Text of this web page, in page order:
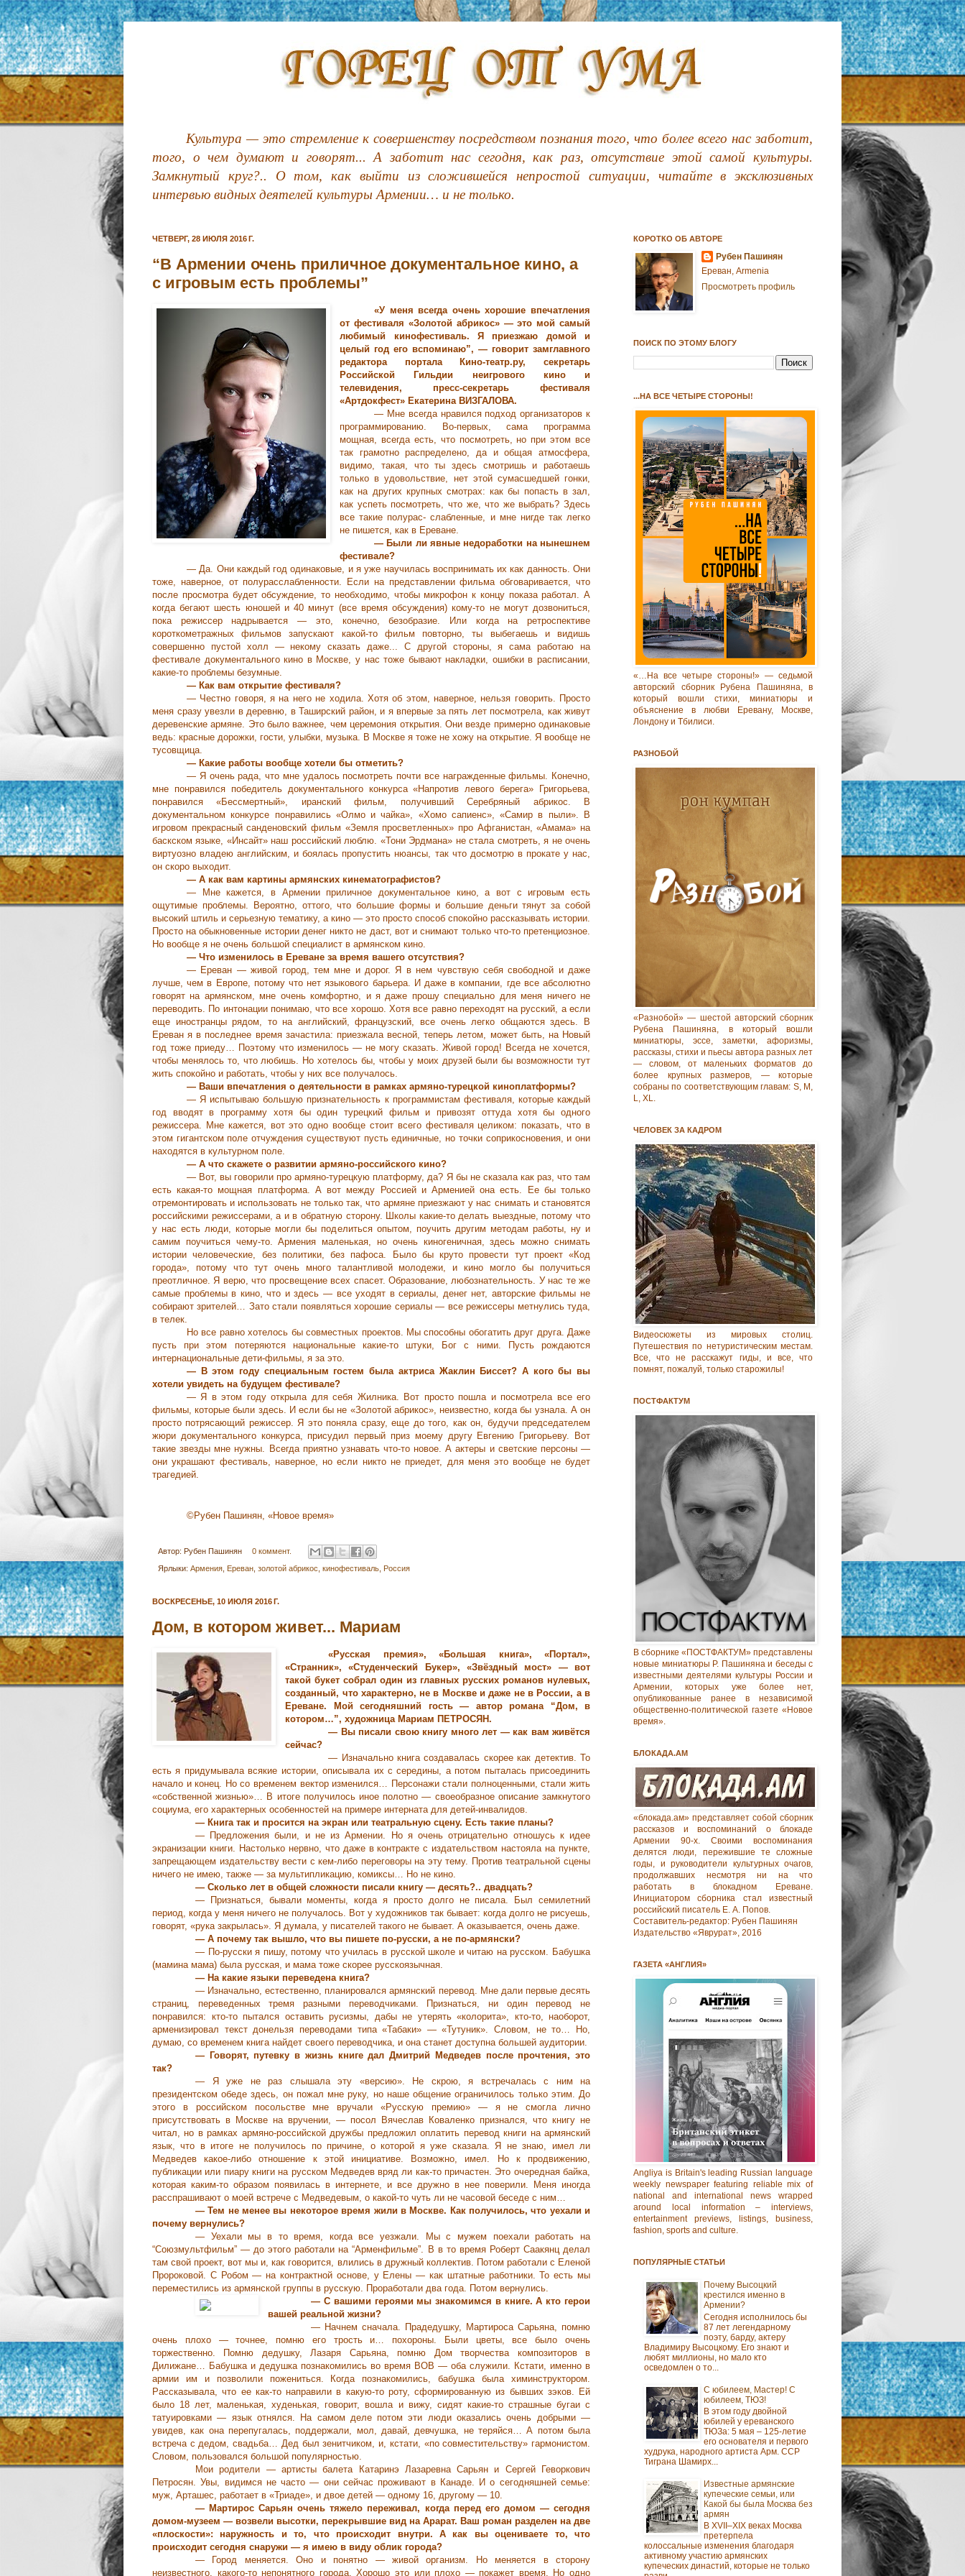
Культура — это стремление к совершенству посредством познания того, что более всего нас заботит,
того, о чем думают и говорят... А заботит нас сегодня, как раз, отсутствие этой самой культуры.
Замкнутый круг?.. О том, как выйти из сложившейся непростой ситуации, читайте в эксклюзивных
интервью видных деятелей культуры Армении… и не только.
ЧЕТВЕРГ, 28 ИЮЛЯ 2016 Г.
“В Армении очень приличное документальное кино, а
с игровым есть проблемы”
«У меня всегда очень хорошие впечатления
от фестиваля «Золотой абрикос» — это мой самый
любимый кинофестиваль. Я приезжаю домой и
целый год его вспоминаю”, — говорит замглавного
редактора портала Кино-театр.ру, секретарь
Российской Гильдии неигрового кино и
телевидения, пресс-секретарь фестиваля
«Артдокфест» Екатерина ВИЗГАЛОВА.
— Мне всегда нравился подход организаторов к
программированию. Во-первых, сама программа
мощная, всегда есть, что посмотреть, но при этом все
так грамотно распределено, да и общая атмосфера,
видимо, такая, что ты здесь смотришь и работаешь
только в удовольствие, нет этой сумасшедшей гонки,
как на других крупных смотрах: как бы попасть в зал,
как успеть посмотреть, что же, что же выбрать? Здесь
все такие полурас- слабленные, и мне нигде так легко
не пишется, как в Ереване.
— Были ли явные недоработки на нынешнем
фестивале?
— Да. Они каждый год одинаковые, и я уже научилась воспринимать их как данность. Они
тоже, наверное, от полурасслабленности. Если на представлении фильма обговаривается, что
после просмотра будет обсуждение, то необходимо, чтобы микрофон к концу показа работал. А
когда бегают шесть юношей и 40 минут (все время обсуждения) кому-то не могут дозвониться,
пока режиссер надрывается — это, конечно, безобразие. Или когда на ретроспективе
короткометражных фильмов запускают какой-то фильм повторно, ты выбегаешь и видишь
совершенно пустой холл — некому сказать даже... С другой стороны, я сама работаю на
фестивале документального кино в Москве, у нас тоже бывают накладки, ошибки в расписании,
какие-то проблемы безумные.
— Как вам открытие фестиваля?
— Честно говоря, я на него не ходила. Хотя об этом, наверное, нельзя говорить. Просто
меня сразу увезли в деревню, в Таширский район, и я впервые за пять лет посмотрела, как живут
деревенские армяне. Это было важнее, чем церемония открытия. Они везде примерно одинаковые
ведь: красные дорожки, гости, улыбки, музыка. В Москве я тоже не хожу на открытие. Я вообще не
тусовщица.
— Какие работы вообще хотели бы отметить?
— Я очень рада, что мне удалось посмотреть почти все награжденные фильмы. Конечно,
мне понравился победитель документального конкурса «Напротив левого берега» Григорьева,
понравился «Бессмертный», иранский фильм, получивший Серебряный абрикос. В
документальном конкурсе понравились «Олмо и чайка», «Хомо сапиенс», «Самир в пыли». В
игровом прекрасный санденовский фильм «Земля просветленных» про Афганистан, «Амама» на
баскском языке, «Инсайт» наш российский люблю. «Тони Эрдмана» не стала смотреть, я не очень
виртуозно владею английским, и боялась пропустить нюансы, так что досмотрю в прокате у нас,
он скоро выходит.
— А как вам картины армянских кинематографистов?
— Мне кажется, в Армении приличное документальное кино, а вот с игровым есть
ощутимые проблемы. Вероятно, оттого, что большие формы и большие деньги тянут за собой
высокий штиль и серьезную тематику, а кино — это просто способ спокойно рассказывать истории.
Просто на обыкновенные истории денег никто не даст, вот и снимают только что-то претенциозное.
Но вообще я не очень большой специалист в армянском кино.
— Что изменилось в Ереване за время вашего отсутствия?
— Ереван — живой город, тем мне и дорог. Я в нем чувствую себя свободной и даже
лучше, чем в Европе, потому что нет языкового барьера. И даже в компании, где все абсолютно
говорят на армянском, мне очень комфортно, и я даже прошу специально для меня ничего не
переводить. По интонации понимаю, что все хорошо. Хотя все равно переходят на русский, а если
еще иностранцы рядом, то на английский, французский, все очень легко общаются здесь. В
Ереван я в последнее время зачастила: приезжала весной, теперь летом, может быть, на Новый
год тоже приеду… Поэтому что изменилось — не могу сказать. Живой город! Всегда не хочется,
чтобы менялось то, что любишь. Но хотелось бы, чтобы у моих друзей были бы возможности тут
жить спокойно и работать, чтобы у них все получалось.
— Ваши впечатления о деятельности в рамках армяно-турецкой киноплатформы?
— Я испытываю большую признательность к программистам фестиваля, которые каждый
год вводят в программу хотя бы один турецкий фильм и привозят оттуда хотя бы одного
режиссера. Мне кажется, вот это одно вообще стоит всего фестиваля целиком: показать, что в
этом гигантском поле отчуждения существуют пусть единичные, но точки соприкосновения, и они
находятся в культурном поле.
— А что скажете о развитии армяно-российского кино?
— Вот, вы говорили про армяно-турецкую платформу, да? Я бы не сказала как раз, что там
есть какая-то мощная платформа. А вот между Россией и Арменией она есть. Ее бы только
отремонтировать и использовать не только так, что армяне приезжают у нас снимать и становятся
российскими режиссерами, а и в обратную сторону. Школы какие-то делать выездные, потому что
у нас есть люди, которые могли бы поделиться опытом, поучить другим методам работы, ну и
самим поучиться чему-то. Армения маленькая, но очень киногеничная, здесь можно снимать
истории человеческие, без политики, без пафоса. Было бы круто провести тут проект «Код
города», потому что тут очень много талантливой молодежи, и кино могло бы получиться
преотличное. Я верю, что просвещение всех спасет. Образование, любознательность. У нас те же
самые проблемы в кино, что и здесь — все уходят в сериалы, денег нет, авторские фильмы не
собирают зрителей… Зато стали появляться хорошие сериалы — все режиссеры метнулись туда,
в телек.
Но все равно хотелось бы совместных проектов. Мы способны обогатить друг друга. Даже
пусть при этом потеряются национальные какие-то штуки, Бог с ними. Пусть рождаются
интернациональные дети-фильмы, я за это.
— В этом году специальным гостем была актриса Жаклин Биссет? А кого бы вы
хотели увидеть на будущем фестивале?
— Я в этом году открыла для себя Жилника. Вот просто пошла и посмотрела все его
фильмы, которые были здесь. И если бы не «Золотой абрикос», неизвестно, когда бы узнала. А он
просто потрясающий режиссер. Я это поняла сразу, еще до того, как он, будучи председателем
жюри документального конкурса, присудил первый приз моему другу Евгению Григорьеву. Вот
такие звезды мне нужны. Всегда приятно узнавать что-то новое. А актеры и светские персоны —
они украшают фестиваль, наверное, но если никто не приедет, для меня это вообще не будет
трагедией.
©Рубен Пашинян, «Новое время»
Автор: Рубен Пашинян 0 коммент.
Ярлыки: Армeния Еревaн золотой абрикос кинофестиваль Росcия
ВОСКРЕСЕНЬЕ, 10 ИЮЛЯ 2016 Г.
Дом, в котором живет... Мариам
«Русская премия», «Большая книга», «Портал»,
«Странник», «Студенческий Букер», «Звёздный мост» ― вот
такой букет собрал один из главных русских романов нулевых,
созданный, что характерно, не в Москве и даже не в России, а в
Ереване. Мой сегодняшний гость ― автор романа “Дом, в
котором…”, художница Мариам ПЕТРОСЯН.
― Вы писали свою книгу много лет ― как вам живётся
сейчас?
― Изначально книга создавалась скорее как детектив. То
есть я придумывала всякие истории, описывала их с середины, а потом пыталась присоединить
начало и конец. Но со временем вектор изменился… Персонажи стали полноценными, стали жить
«собственной жизнью»… В итоге получилось иное полотно ― своеобразное описание замкнутого
социума, его характерных особенностей на примере интерната для детей-инвалидов.
― Книга так и просится на экран или театральную сцену. Есть такие планы?
― Предложения были, и не из Армении. Но я очень отрицательно отношусь к идее
экранизации книги. Настолько нервно, что даже в контракте с издательством настояла на пункте,
запрещающем издательству вести с кем-либо переговоры на эту тему. Против театральной сцены
ничего не имею, также ― за мультипликацию, комиксы… Но не кино.
― Сколько лет в общей сложности писали книгу ― десять?.. двадцать?
― Признаться, бывали моменты, когда я просто долго не писала. Был семилетний
период, когда у меня ничего не получалось. Вот у художников так бывает: когда долго не рисуешь,
говорят, «рука закрылась». Я думала, у писателей такого не бывает. А оказывается, очень даже.
― А почему так вышло, что вы пишете по-русски, а не по-армянски?
― По-русски я пишу, потому что училась в русской школе и читаю на русском. Бабушка
(мамина мама) была русская, и мама тоже скорее русскоязычная.
― На какие языки переведена книга?
― Изначально, естественно, планировался армянский перевод. Мне дали первые десять
страниц, переведенных тремя разными переводчиками. Признаться, ни один перевод не
понравился: кто-то пытался оставить русизмы, дабы не утерять «колорита», кто-то, наоборот,
арменизировал текст донельзя переводами типа «Табаки» ― «Тутуник». Словом, не то… Но,
думаю, со временем книга найдет своего переводчика, и она станет доступна большей аудитории.
― Говорят, путевку в жизнь книге дал Дмитрий Медведев после прочтения, это
так?
― Я уже не раз слышала эту «версию». Не скрою, я встречалась с ним на
президентском обеде здесь, он пожал мне руку, но наше общение ограничилось только этим. До
этого в российском посольстве мне вручали «Русскую премию» ― я не смогла лично
присутствовать в Москве на вручении, ― посол Вячеслав Коваленко признался, что книгу не
читал, но в рамках армяно-российской дружбы предложил оплатить перевод книги на армянский
язык, что в итоге не получилось по причине, о которой я уже сказала. Я не знаю, имел ли
Медведев какое-либо отношение к этой инициативе. Возможно, имел. Но к продвижению,
публикации или пиару книги на русском Медведев вряд ли как-то причастен. Это очередная байка,
которая каким-то образом появилась в интернете, и все дружно в нее поверили. Меня иногда
расспрашивают о моей встрече с Медведевым, о какой-то чуть ли не часовой беседе с ним…
― Тем не менее вы некоторое время жили в Москве. Как получилось, что уехали и
почему вернулись?
― Уехали мы в то время, когда все уезжали. Мы с мужем поехали работать на
“Союзмультфильм” ― до этого работали на “Арменфильме”. В в то время Роберт Саакянц делал
там свой проект, вот мы и, как говорится, влились в дружный коллектив. Потом работали с Еленой
Пророковой. С Робом ― на контрактной основе, у Елены ― как штатные работники. То есть мы
переместились из армянской группы в русскую. Проработали два года. Потом вернулись.
― С вашими героями мы знакомимся в книге. А кто герои
вашей реальной жизни?
― Начнем сначала. Прадедушку, Мартироса Сарьяна, помню
очень плохо ― точнее, помню его трость и… похороны. Были цветы, все было очень
торжественно. Помню дедушку, Лазаря Сарьяна, помню Дом творчества композиторов в
Дилижане… Бабушка и дедушка познакомились во время ВОВ ― оба служили. Кстати, именно в
армии им и позволили пожениться. Когда познакомились, бабушка была химинструктором.
Рассказывала, что ее как-то направили в какую-то роту, сформированную из бывших зэков. Ей
было 18 лет, маленькая, худенькая, говорит, вошла и вижу, сидят какие-то страшные бугаи с
татуировками ― язык отнялся. На самом деле потом эти люди оказались очень добрыми ―
увидев, как она перепугалась, поддержали, мол, давай, девчушка, не теряйся… А потом была
встреча с дедом, свадьба… Дед был зенитчиком, и, кстати, «по совместительству» гармонистом.
Словом, пользовался большой популярностью.
Мои родители ― артисты балета Катаринэ Лазаревна Сарьян и Сергей Геворкович
Петросян. Увы, видимся не часто ― они сейчас проживают в Канаде. И о сегодняшней семье:
муж, Арташес, работает в «Триаде», и двое детей ― одному 16, другому ― 10.
― Мартирос Сарьян очень тяжело переживал, когда перед его домом ― сегодня
домом-музеем ― возвели высотки, перекрывшие вид на Арарат. Ваш роман разделен на две
«плоскости»: наружность и то, что происходит внутри. А как вы оцениваете то, что
происходит сегодня снаружи ― я имею в виду облик города?
― Город меняется. Оно и понятно ― живой организм. Но меняется в сторону
неизвестного, какого-то непонятного города. Хорошо это или плохо ― покажет время. Но одно
КОРОТКО ОБ АВТОРЕ
Рубен Пашинян
Ереван, Armenia
Просмотреть профиль
ПОИСК ПО ЭТОМУ БЛОГУ
...НА ВСЕ ЧЕТЫРЕ СТОРОНЫ!
«…На все четыре стороны!» — седьмой
авторский сборник Рубена Пашиняна, в
который вошли стихи, миниатюры и
объяснение в любви Еревану, Москве,
Лондону и Тбилиси.
РАЗНОБОЙ
«Разнобой» — шестой авторский сборник
Рубена Пашиняна, в который вошли
миниатюры, эссе, заметки, афоризмы,
рассказы, стихи и пьесы автора разных лет
— словом, от маленьких форматов до
более крупных размеров, — которые
собраны по соответствующим главам: S, M,
L, XL.
ЧЕЛОВЕК ЗА КАДРОМ
Видеосюжеты из мировых столиц.
Путешествия по нетуристическим местам.
Все, что не расскажут гиды, и все, что
помнят, пожалуй, только старожилы!
ПОСТФАКТУМ
В сборнике «ПОСТФАКТУМ» представлены
новые миниатюры Р. Пашиняна и беседы с
известными деятелями культуры России и
Армении, которых уже более нет,
опубликованные ранее в независимой
общественно-политической газете «Новое
время».
БЛОКАДА.АМ
«блокада.ам» представляет собой сборник
рассказов и воспоминаний о блокаде
Армении 90-х. Своими воспоминания
делятся люди, пережившие те сложные
годы, и руководители культурных очагов,
продолжавших несмотря ни на что
работать в блокадном Ереване.
Инициатором сборника стал известный
российский писатель Е. А. Попов.
Составитель-редактор: Рубен Пашинян
Издательство «Яврурат», 2016
ГАЗЕТА «АНГЛИЯ»
Angliya is Britain's leading Russian language
weekly newspaper featuring reliable mix of
national and international news wrapped
around local information – interviews,
entertainment previews, listings, business,
fashion, sports and culture.
ПОПУЛЯРНЫЕ СТАТЬИ
Почему Высоцкий
крестился именно в
Армении?
Сегодня исполнилось бы
87 лет легендарному
поэту, барду, актеру
Владимиру Высоцкому. Его знают и
любят миллионы, но мало кто
осведомлен о то...
С юбилеем, Мастер! С
юбилеем, ТЮЗ!
В этом году двойной
юбилей у ереванского
ТЮЗа: 5 мая – 125-летие
его основателя и первого
худрука, народного артиста Арм. ССР
Тиграна Шамирх...
Известные армянские
купеческие семьи, или
Какой бы была Москва без
армян
В XVII–XIX веках Москва
претерпела
колоссальные изменения благодаря
активному участию армянских
купеческих династий, которые не только